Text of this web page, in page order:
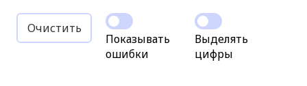
Очистить
Показывать
ошибки
Выделять
цифры